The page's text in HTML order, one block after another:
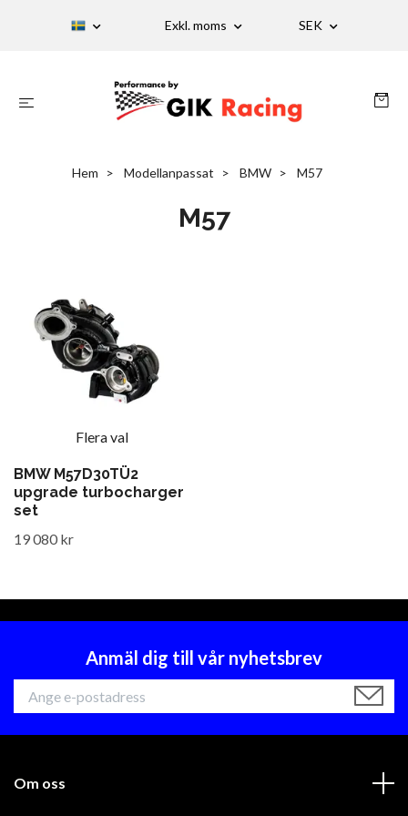
Exkl. moms SEK
Hem Modellanpassat BMW M57
M57
Flera val
BMW M57D30TÜ2
upgrade turbocharger
set
19 080 kr
Anmäl dig till vår nyhetsbrev
Om oss